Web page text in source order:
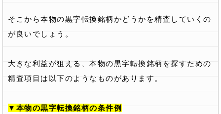
そこから本物の黒字転換銘柄かどうかを精査していくの
が良いでしょう。
大きな利益が狙える、本物の黒字転換銘柄を探すための
精査項目は以下のようなものがあります。
▼本物の黒字転換銘柄の条件例